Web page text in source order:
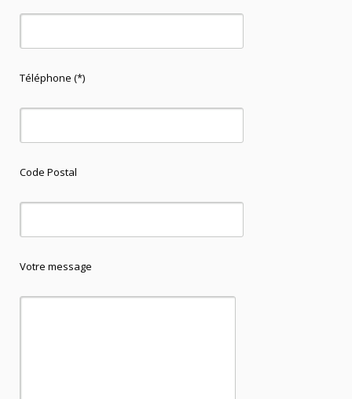
Téléphone (*)
Code Postal
Votre message